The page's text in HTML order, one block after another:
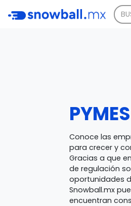
PYMES
Conoce las
para crecer y
Gracias a que
de regulación
oportunidades
Snowball.mx
encuentran